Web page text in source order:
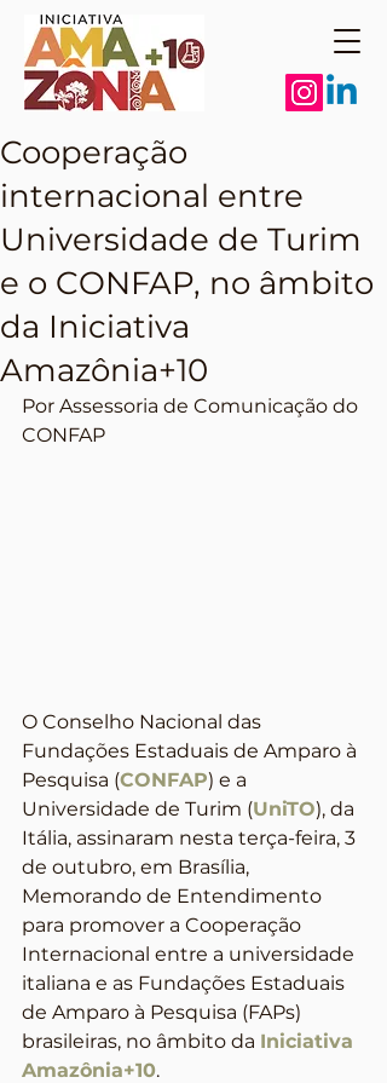
Cooperação
internacional entre
Universidade de Turim
e o CONFAP, no âmbito
da Iniciativa
Amazônia+10
Por Assessoria de Comunicação do
CONFAP
O Conselho Nacional das
Fundações Estaduais de Amparo à
Pesquisa (CONFAP) e a
Universidade de Turim (UniTO), da
Itália, assinaram nesta terça-feira, 3
de outubro, em Brasília,
Memorando de Entendimento
para promover a Cooperação
Internacional entre a universidade
italiana e as Fundações Estaduais
de Amparo à Pesquisa (FAPs)
brasileiras, no âmbito da Iniciativa
Amazônia+10.